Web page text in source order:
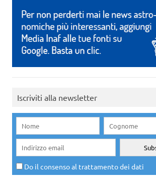
Iscriviti alla newsletter
Do il consenso al trattamento dei dati